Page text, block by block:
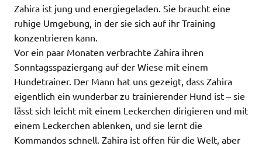
Zahira ist jung und energiegeladen. Sie braucht eine
ruhige Umgebung, in der sie sich auf ihr Training
konzentrieren kann.
Vor ein paar Monaten verbrachte Zahira ihren
Sonntagsspaziergang auf der Wiese mit einem
Hundetrainer. Der Mann hat uns gezeigt, dass Zahira
eigentlich ein wunderbar zu trainierender Hund ist – sie
lässt sich leicht mit einem Leckerchen dirigieren und mit
einem Leckerchen ablenken, und sie lernt die
Kommandos schnell. Zahira ist offen für die Welt, aber